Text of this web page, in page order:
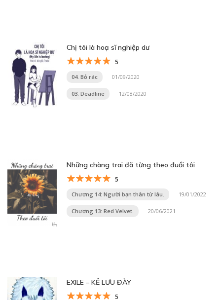
Chị tôi là hoạ sĩ nghiệp dư
5
04. Bỏ rác 01/09/2020
03. Deadline 12/08/2020
Những chàng trai đã từng theo đuổi tôi
5
Chương 14: Người bạn thân từ lâu. 19/01/2022
Chương 13: Red Velvet. 20/06/2021
EXILE – KẺ LƯU ĐÀY
5